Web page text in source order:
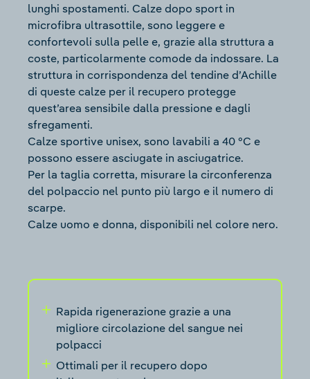
lunghi spostamenti. Calze dopo sport in
microfibra ultrasottile, sono leggere e
confortevoli sulla pelle e, grazie alla struttura a
coste, particolarmente comode da indossare. La
struttura in corrispondenza del tendine d’Achille
di queste calze per il recupero protegge
quest’area sensibile dalla pressione e dagli
sfregamenti.
Calze sportive unisex, sono lavabili a 40 °C e
possono essere asciugate in asciugatrice.
Per la taglia corretta, misurare la circonferenza
del polpaccio nel punto più largo e il numero di
scarpe.
Calze uomo e donna, disponibili nel colore nero.
Rapida rigenerazione grazie a una
migliore circolazione del sangue nei
polpacci
Ottimali per il recupero dopo